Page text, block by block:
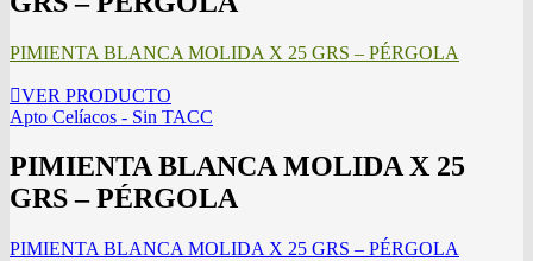
PIMIENTA BLANCA MOLIDA X 25 GRS – PÉRGOLA
VER PRODUCTO
Apto Celíacos - Sin TACC
PIMIENTA BLANCA MOLIDA X 25
GRS – PÉRGOLA
PIMIENTA BLANCA MOLIDA X 25 GRS – PÉRGOLA